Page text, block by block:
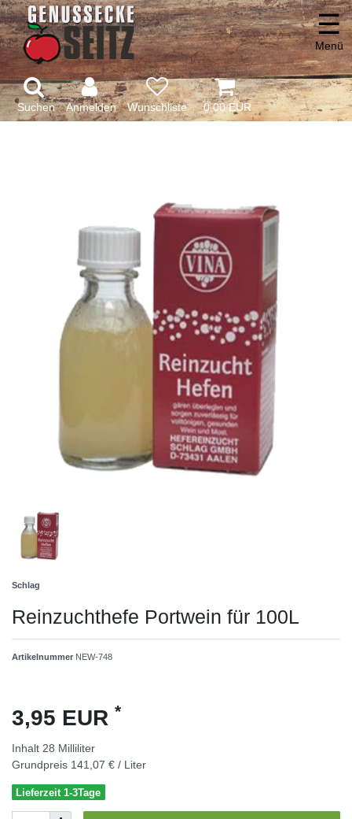
Suchen Anmelden 0,00 EUR
☰
Menü
Schlag
Reinzuchthefe Portwein für 100L
Artikelnummer NEW-748
3,95 EUR *
Inhalt 28 Milliliter
Grundpreis 141,07 € / Liter
Lieferzeit 1-3Tage